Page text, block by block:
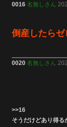
0016 名無しさん
倒産したらゼ
0020 名無しさん
>>16
そうだけどあり得る